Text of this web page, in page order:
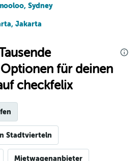
Sydney
Jakarta
für deinen
checkfelix
Stadtvierteln
Mietwagenanbieter